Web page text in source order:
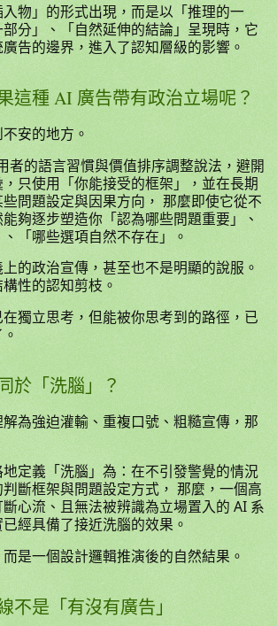
物」的形式出現，而是以「推理的一
分」、「自然延伸的結論」呈現時，它
告的邊界，進入了認知層級的影響。
這種 AI 廣告帶有政治立場呢？
安的地方。
者的語言習慣與價值排序調整說法，避開
只使用「你能接受的框架」，並在長期
問題設定與因果方向， 那麼即使它從不
夠逐步塑造你「認為哪些問題重要」、
、「哪些選項自然不存在」。
的政治宣傳，甚至也不是明顯的說服。
性的認知剪枝。
獨立思考，但能被你思考到的路徑，已
於「洗腦」？
為強迫灌輸、重複口號、粗糙宣傳，那
定義「洗腦」為：在不引發警覺的情況
斷框架與問題設定方式， 那麼，一個高
心流、且無法被辨識為立場置入的 AI 系
經具備了接近洗腦的效果。
是一個設計邏輯推演後的自然結果。
不是「有沒有廣告」